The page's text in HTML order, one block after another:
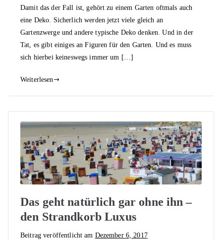
Damit das der Fall ist, gehört zu einem Garten oftmals auch
eine Deko. Sicherlich werden jetzt viele gleich an
Gartenzwerge und andere typische Deko denken. Und in der
Tat, es gibt einiges an Figuren für den Garten. Und es muss
sich hierbei keineswegs immer um […]
Weiterlesen
Das geht natürlich gar ohne ihn –
den Strandkorb Luxus
Beitrag veröffentlicht am Dezember 6, 2017